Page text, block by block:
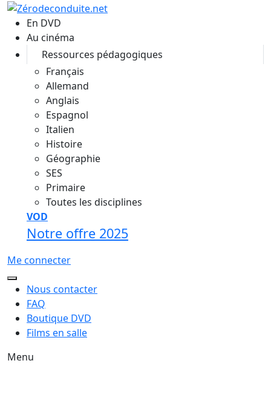
Aller au contenu principal
En DVD
Au cinéma
Ressources pédagogiques
Français
Allemand
Anglais
Espagnol
Italien
Histoire
Géographie
SES
Primaire
Toutes les disciplines
VOD
Notre offre 2025
Me connecter
Nous contacter
FAQ
Boutique DVD
Films en salle
Menu